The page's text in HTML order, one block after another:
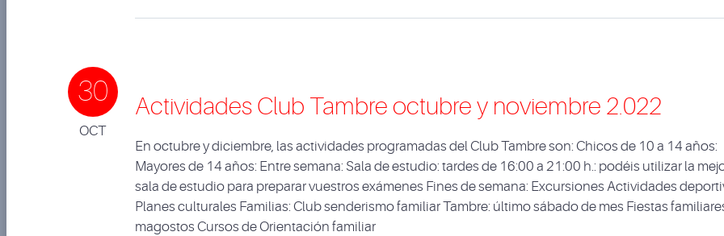
30
OCT
Actividades Club Tambre octubre y noviembre 2.022
En octubre y diciembre, las actividades programadas del Club Tambre son: Chicos de 10 a 14 años:
Mayores de 14 años: Entre semana: Sala de estudio: tardes de 16:00 a 21:00 h.: podéis utilizar la
sala de estudio para preparar vuestros exámenes Fines de semana: Excursiones Actividades
Planes culturales Familias: Club senderismo familiar Tambre: último sábado de mes Fiestas
magostos Cursos de Orientación familiar